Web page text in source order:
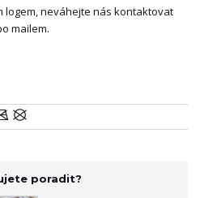
logem, neváhejte nás kontaktovat
mailem.
poradit?